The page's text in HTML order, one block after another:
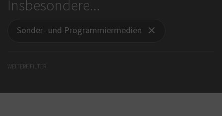
Insbesondere...
Sonder- und Programmiermedien
WEITERE FILTER